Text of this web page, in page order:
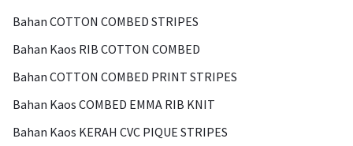
Bahan COTTON COMBED STRIPES
Bahan Kaos RIB COTTON COMBED
Bahan COTTON COMBED PRINT STRIPES
Bahan Kaos COMBED EMMA RIB KNIT
Bahan Kaos KERAH CVC PIQUE STRIPES